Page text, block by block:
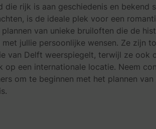
die rijk is aan geschiedenis en bekend
is de ideale plek voor een
van unieke bruiloften die de
met jullie persoonlijke wensen. Ze zijn
van Delft weerspiegelt, terwijl ze ook
op een internationale locatie. Neem
om te beginnen met het plannen